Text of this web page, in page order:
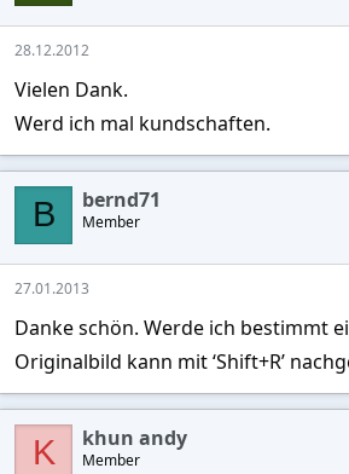
28.12.2012
Vielen Dank.
Werd ich mal kundschaften.
B bernd71
Member
27.01.2013
Danke schön. Werde ich bestimmt
Originalbild kann mit ‘Shift+R’
K khun andy
Member